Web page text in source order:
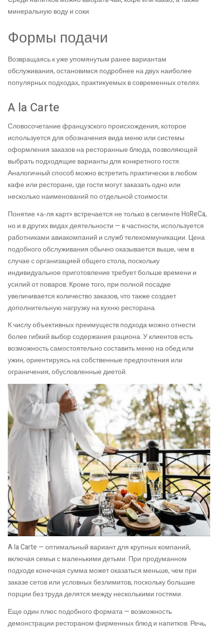
минеральную воду и соки.
Формы подачи
Возвращаясь к уже упомянутым ранее вариантам
обслуживания, остановимся подробнее на двух наиболее
популярных подходах, практикуемых в современных отелях.
A la Carte
Словосочетание французского происхождения, которое
используется для обозначения вида меню или системы
оформления заказов на ресторанные блюда, позволяющей
выбрать подходящие варианты для конкретного гостя.
Аналогичный способ можно встретить практически в любом
кафе или ресторане, где гости могут заказать одно или
несколько наименований по отдельной стоимости.
Понятие «а-ля карт» встречается не только в сегменте HoReCa,
но и в других видах деятельности — в частности, используется
работниками авиакомпаний и служб телекоммуникации. Цена
подобного обслуживания обычно оказывается выше, чем в
случае с организацией общего стола, поскольку
индивидуальное приготовление требует больше времени и
усилий от поваров. Кроме того, при полной посадке
увеличивается количество заказов, что также создает
дополнительную нагрузку на кухню ресторана.
К числу объективных преимуществ подхода можно отнести
более гибкий выбор содержания рациона. У клиентов есть
возможность самостоятельно составить меню на обед или
ужин, ориентируясь на собственные предпочтения или
ограничения, обусловленные диетой.
A la Carte — оптимальный вариант для крупных компаний,
включая семьи с маленькими детьми. При продуманном
подходе конечная сумма может оказаться меньше, чем при
заказе сетов или условных безлимитов, поскольку большие
порции без труда делятся между несколькими гостями.
Еще один плюс подобного формата — возможность
демонстрации рестораном фирменных блюд и напитков. Речь,